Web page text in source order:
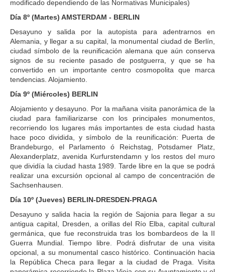
modificado dependiendo de las Normativas Municipales)
Día 8º (Martes) AMSTERDAM - BERLIN
Desayuno y salida por la autopista para adentrarnos en
Alemania, y llegar a su capital, la monumental ciudad de Berlín,
ciudad símbolo de la reunificación alemana que aún conserva
signos de su reciente pasado de postguerra, y que se ha
convertido en un importante centro cosmopolita que marca
tendencias. Alojamiento.
Día 9º (Miércoles) BERLIN
Alojamiento y desayuno. Por la mañana visita panorámica de la
ciudad para familiarizarse con los principales monumentos,
recorriendo los lugares más importantes de esta ciudad hasta
hace poco dividida, y símbolo de la reunificación: Puerta de
Brandeburgo, el Parlamento ó Reichstag, Potsdamer Platz,
Alexanderplatz, avenida Kurfurstendamn y los restos del muro
que dividía la ciudad hasta 1989. Tarde libre en la que se podrá
realizar una excursión opcional al campo de concentración de
Sachsenhausen.
Día 10º (Jueves) BERLIN-DRESDEN-PRAGA
Desayuno y salida hacia la región de Sajonia para llegar a su
antigua capital, Dresden, a orillas del Río Elba, capital cultural
germánica, que fue reconstruida tras los bombardeos de la II
Guerra Mundial. Tiempo libre. Podrá disfrutar de una visita
opcional, a su monumental casco histórico. Continuación hacia
la República Checa para llegar a la ciudad de Praga. Visita